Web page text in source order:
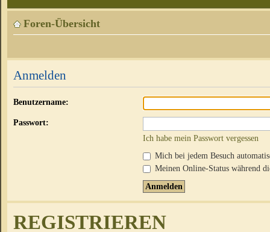
Foren-Übersicht
Anmelden
Benutzername:
Passwort:
Ich habe mein Passwort vergessen
Mich bei jedem Besuch
Meinen Online-Status während
REGISTRIEREN